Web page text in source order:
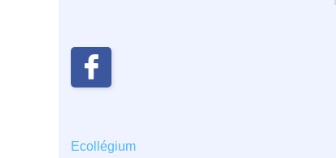
Ecollégium